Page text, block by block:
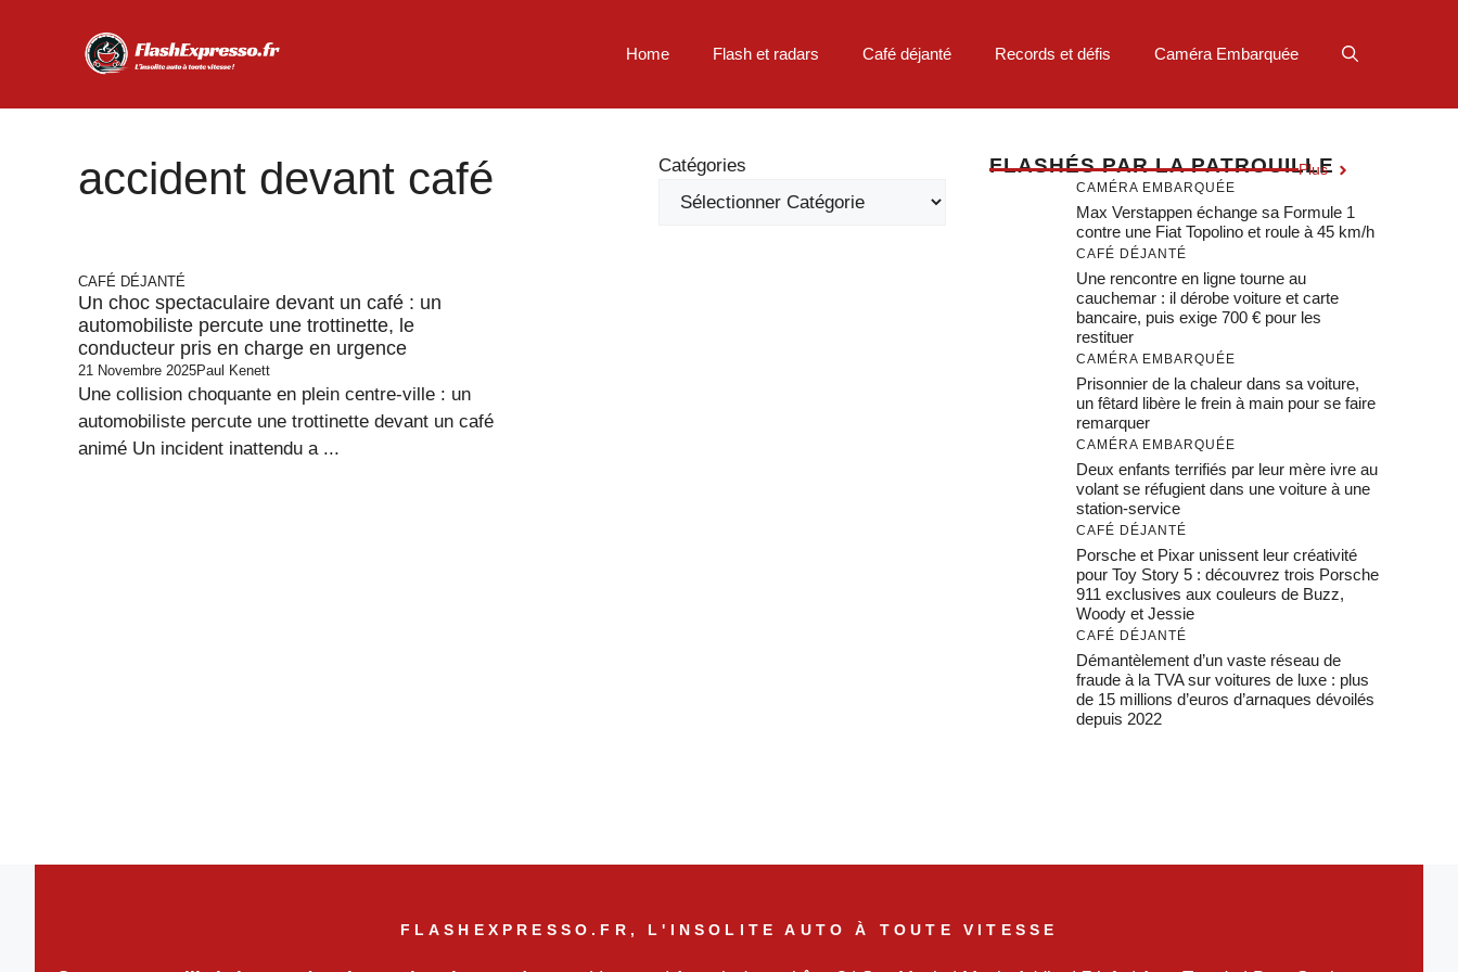
Home Flash et radars Café déjanté Records et défis Caméra Embarquée
accident devant café Catégories
CAFÉ DÉJANTÉ
Un choc spectaculaire devant un café : un
automobiliste percute une trottinette, le
conducteur pris en charge en urgence
21 Novembre 2025Paul Kenett
Une collision choquante en plein centre-ville : un
automobiliste percute une trottinette devant un café
animé Un incident inattendu a ...
FLASHÉS PAR LA PATROUILLE
Plus
CAMÉRA EMBARQUÉE
Max Verstappen échange sa Formule 1
contre une Fiat Topolino et roule à 45 km/h
CAFÉ DÉJANTÉ
Une rencontre en ligne tourne au
cauchemar : il dérobe voiture et carte
bancaire, puis exige 700 € pour les
restituer
CAMÉRA EMBARQUÉE
Prisonnier de la chaleur dans sa voiture,
un fêtard libère le frein à main pour se faire
remarquer
CAMÉRA EMBARQUÉE
Deux enfants terrifiés par leur mère ivre au
volant se réfugient dans une voiture à une
station-service
CAFÉ DÉJANTÉ
Porsche et Pixar unissent leur créativité
pour Toy Story 5 : découvrez trois Porsche
911 exclusives aux couleurs de Buzz,
Woody et Jessie
CAFÉ DÉJANTÉ
Démantèlement d’un vaste réseau de
fraude à la TVA sur voitures de luxe : plus
de 15 millions d’euros d’arnaques dévoilés
depuis 2022
FLASHEXPRESSO.FR, L'INSOLITE AUTO À TOUTE VITESSE